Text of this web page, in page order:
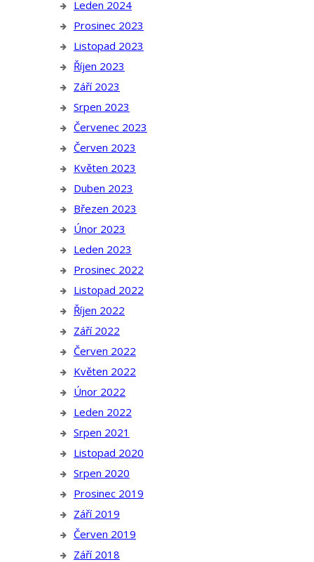
Leden 2024
Prosinec 2023
Listopad 2023
Říjen 2023
Září 2023
Srpen 2023
Červenec 2023
Červen 2023
Květen 2023
Duben 2023
Březen 2023
Únor 2023
Leden 2023
Prosinec 2022
Listopad 2022
Říjen 2022
Září 2022
Červen 2022
Květen 2022
Únor 2022
Leden 2022
Srpen 2021
Listopad 2020
Srpen 2020
Prosinec 2019
Září 2019
Červen 2019
Září 2018